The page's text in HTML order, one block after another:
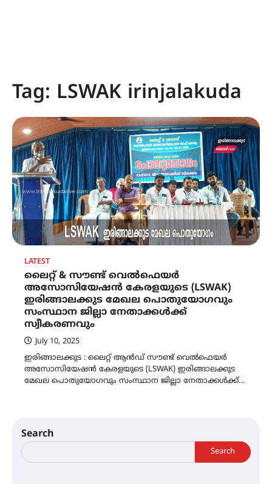
Tag: LSWAK irinjalakuda
LATEST
ലൈറ്റ് & സൗണ്ട് വെൽഫെയർ
അസോസിയേഷൻ കേരളയുടെ (LSWAK)
ഇരിങ്ങാലക്കുട മേഖല പൊതുയോഗവും
സംസ്ഥാന ജില്ലാ നേതാക്കൾക്ക്
സ്വീകരണവും
July 10, 2025
ഇരിങ്ങാലക്കുട : ലൈറ്റ് ആൻഡ് സൗണ്ട് വെൽഫെയർ
അസോസിയേഷൻ കേരളയുടെ (LSWAK) ഇരിങ്ങാലക്കുട
മേഖല പൊതുയോഗവും സംസ്ഥാന ജില്ലാ നേതാക്കൾക്ക്…
Search
Search